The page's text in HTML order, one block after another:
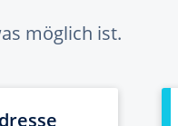
möglich ist.